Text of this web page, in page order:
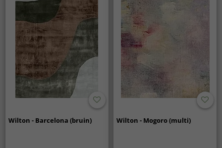
Wilton - Barcelona (bruin) Wilton - Mogoro (multi)